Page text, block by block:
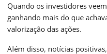
Quando os investidores
ganhando mais do que
valorização das ações.
Além disso, notícias